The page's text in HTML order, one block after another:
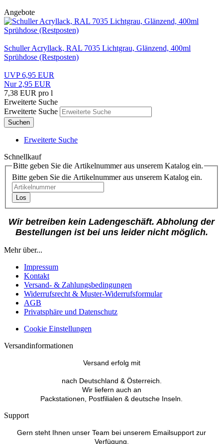
Angebote
Schuller Acryllack, RAL 7035 Lichtgrau, Glänzend, 400ml
Sprühdose (Restposten)
UVP 6,95 EUR
Nur 2,95 EUR
7,38 EUR pro l
Erweiterte Suche
Erweiterte Suche
Suchen
Erweiterte Suche
Schnellkauf
Bitte geben Sie die Artikelnummer aus unserem Katalog ein.
Bitte geben Sie die Artikelnummer aus unserem Katalog ein.
Los
Wir betreiben kein Ladengeschäft. Abholung der
Bestellungen ist bei uns leider nicht möglich.
Mehr über...
Impressum
Kontakt
Versand- & Zahlungsbedingungen
Widerrufsrecht & Muster-Widerrufsformular
AGB
Privatsphäre und Datenschutz
Cookie Einstellungen
Versandinformationen
Versand erfolg mit
nach Deutschland & Österreich.
Wir liefern auch an
Packstationen, Postfilialen & deutsche Inseln.
Support
Gern steht Ihnen unser Team bei unserem Emailsupport zur
Verfügung.